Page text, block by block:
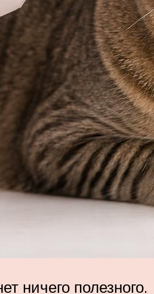
ничего полезного.